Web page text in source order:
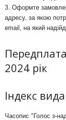
3. Оформте
адресу, за якою
email, на який
2024 рік
Індекс
Часопис "Голос з-